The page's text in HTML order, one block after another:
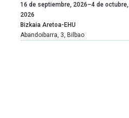
Un
año
más,
Bilbao
16 de septiembre, 2026–4 de octubre,
2026
Bizkaia Aretoa-EHU
Abandoibarra, 3, Bilbao